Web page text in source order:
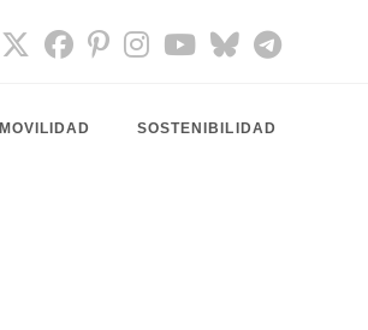
MOVILIDAD SOSTENIBILIDAD